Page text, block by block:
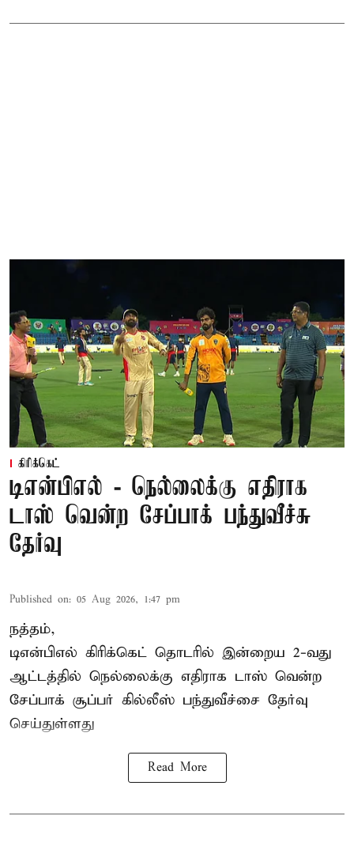
கிரிக்கெட்
டிஎன்பிஎல் - நெல்லைக்கு எதிராக
டாஸ் வென்ற சேப்பாக் பந்துவீச்சு
தேர்வு
Published on: 05 Aug 2026, 1:47 pm
நத்தம்,
டிஎன்பிஎல் கிரிக்கெட் தொடரில் இன்றைய 2-வது
ஆட்டத்தில் நெல்லைக்கு எதிராக டாஸ் வென்ற
சேப்பாக் சூப்பர் கில்லீஸ் பந்துவீச்சை தேர்வு
செய்துள்ளது
Read More